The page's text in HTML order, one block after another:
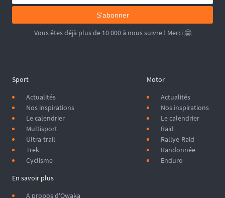
S'abonner
Vous êtes déjà plus de 10 000 à nous suivre ! Merci 🤗
Sport
Actualités
Nos inspirations
Le calendrier
Multisport
Ultra-trail
Trek
Cyclisme
Motor
Actualités
Nos inspirations
Le calendrier
Raid
Rallye-Raid
Randonnée
Enduro
En savoir plus
A propos d'Owaka